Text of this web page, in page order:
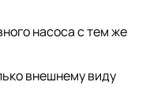
насоса с тем же
внешнему виду